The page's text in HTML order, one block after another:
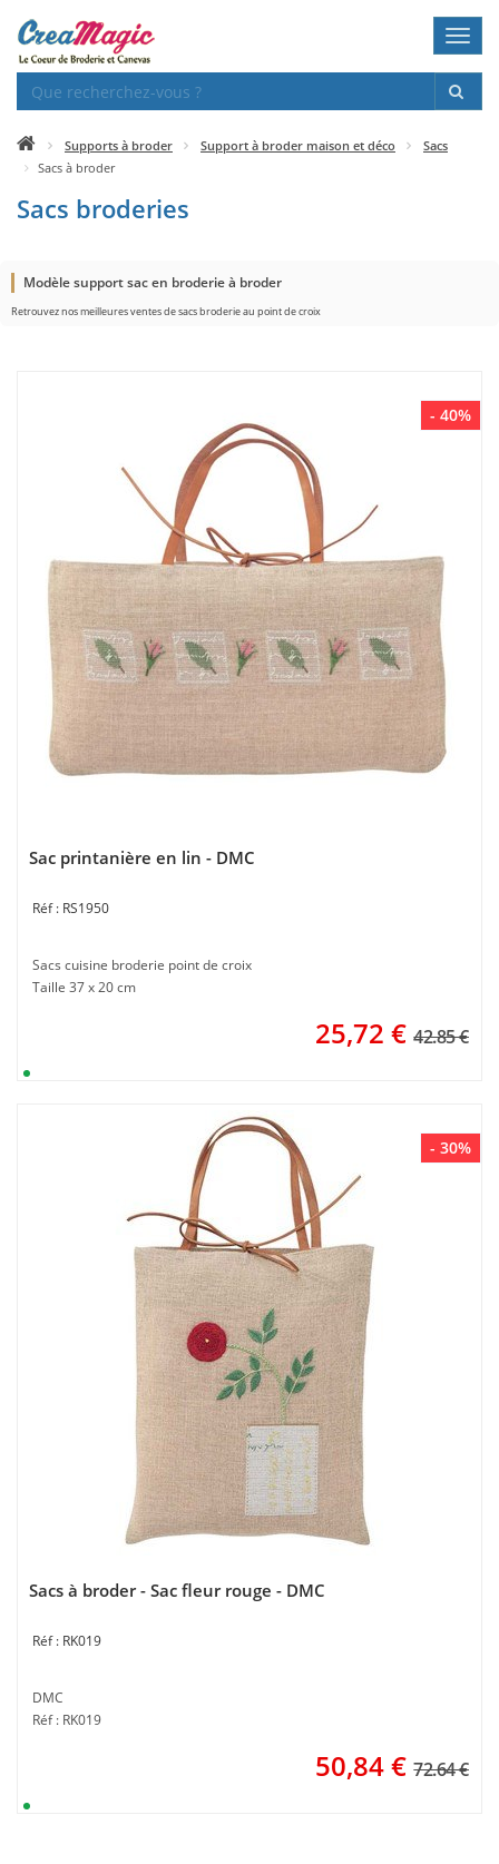
Supports à broder Support à broder maison et déco
Sacs
Sacs à broder
Sacs broderies
Modèle support sac en broderie à broder
Retrouvez nos meilleures ventes de sacs broderie au point de croix
- 40%
Sac printanière en lin - DMC
RS1950
Sacs cuisine broderie point de croix
Taille 37 x 20 cm
25,72 € 42.85 €
- 30%
Sacs à broder - Sac fleur rouge - DMC
RK019
DMC
Réf : RK019
50,84€ 72.64 €